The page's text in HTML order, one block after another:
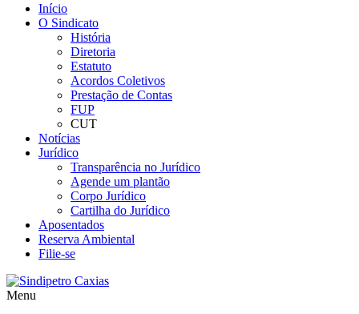
Início
O Sindicato
História
Diretoria
Estatuto
Acordos Coletivos
Prestação de Contas
FUP
CUT
Notícias
Jurídico
Transparência no Jurídico
Agende um plantão
Corpo Jurídico
Cartilha do Jurídico
Aposentados
Reserva Ambiental
Filie-se
Menu